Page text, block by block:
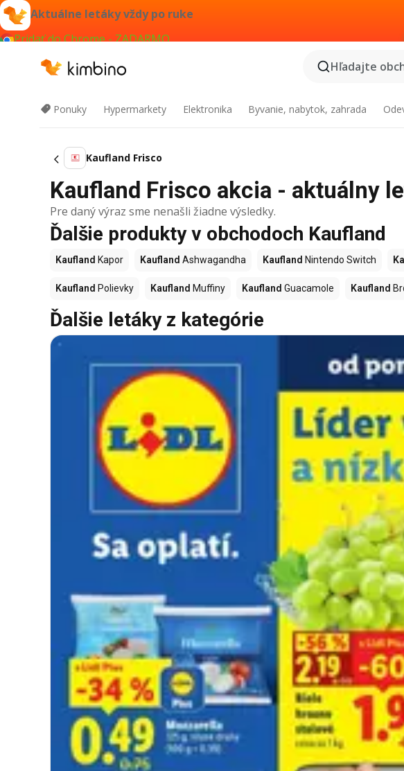
Aktuálne letáky vždy po ruke
Pridať do Chrome - ZADARMO
Hľadajte
Ponuky Hypermarkety Elektronika Byvanie, nabytok, zahrada
Kaufland Frisco
Kaufland Frisco akcia - aktuálny
Pre daný výraz sme nenašli žiadne výsledky.
Ďalšie produkty v obchodoch Kaufland
Kaufland Kapor Kaufland Ashwagandha Kaufland Nintendo Switch
Kaufland Polievky Kaufland Muffiny Kaufland Guacamole Kaufland
Ďalšie letáky z kategórie